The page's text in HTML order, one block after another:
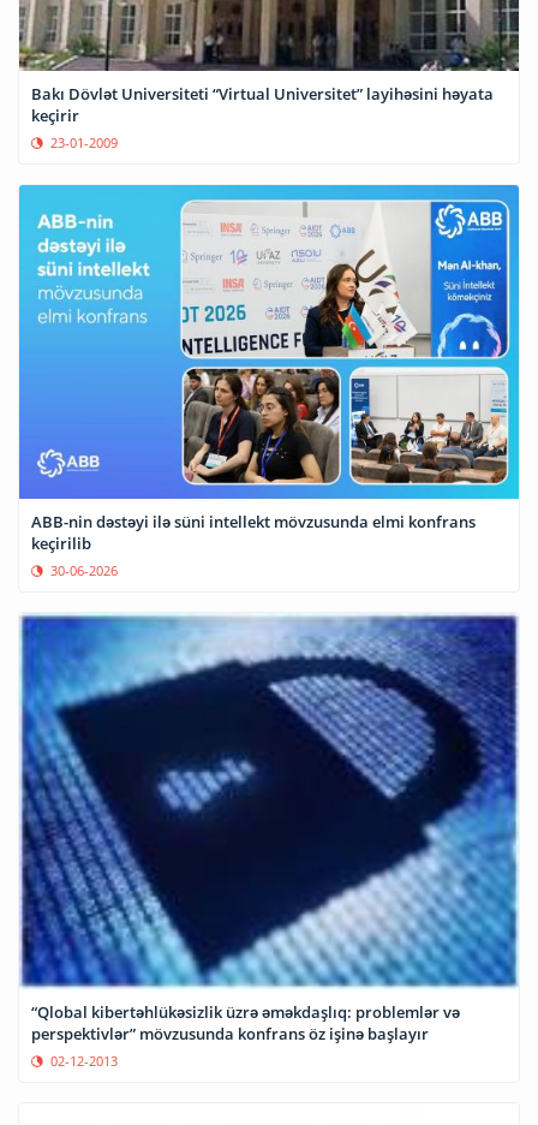
Bakı Dövlət Universiteti “Virtual Universitet” layihəsini həyata
keçirir
23-01-2009
ABB-nin dəstəyi ilə süni intellekt mövzusunda elmi konfrans
keçirilib
30-06-2026
“Qlobal kibertəhlükəsizlik üzrə əməkdaşlıq: problemlər və
perspektivlər” mövzusunda konfrans öz işinə başlayır
02-12-2013